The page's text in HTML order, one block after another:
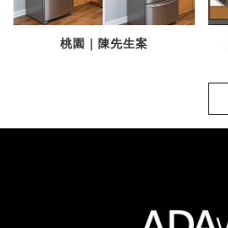
桃園｜陳先生案